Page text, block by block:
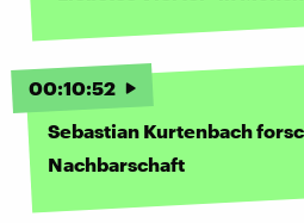
00:10:52
Sebastian Kurtenbach
Nachbarschaft